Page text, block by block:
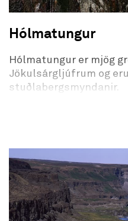
Hólmatungur
Hólmatungur er mjög
Jökulsárgljúfrum og
stuðlabergsmyndanir.